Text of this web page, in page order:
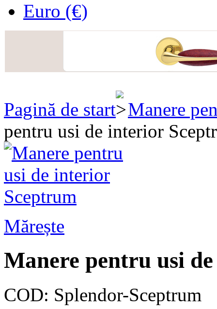
Euro (€)
Pagină de start
Manere
pentru usi de interior
Mărește
Manere pentru usi
COD: Splendor-Sceptrum